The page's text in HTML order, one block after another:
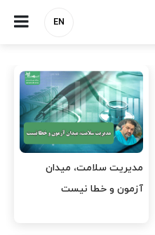
EN
واردات دارو و کالاهای اساسی
باید در اولویت تخصیص ارز